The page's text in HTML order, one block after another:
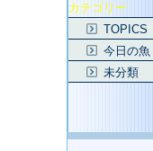
カテゴリー
TOPICS
今日の魚
未分類